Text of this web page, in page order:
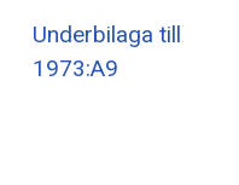
Underbilaga till
1973:A9